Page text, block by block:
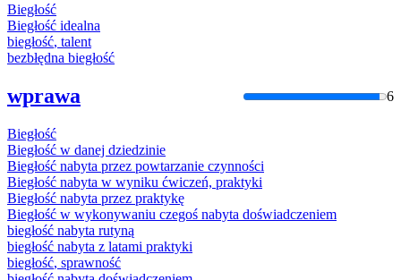
Biegłość
Biegłość idealna
biegłość, talent
bezbłędna biegłość
wprawa 6
Biegłość
Biegłość w danej dziedzinie
Biegłość nabyta przez powtarzanie czynności
Biegłość nabyta w wyniku ćwiczeń, praktyki
Biegłość nabyta przez praktykę
Biegłość w wykonywaniu czegoś nabyta doświadczeniem
biegłość nabyta rutyną
biegłość nabyta z latami praktyki
biegłość, sprawność